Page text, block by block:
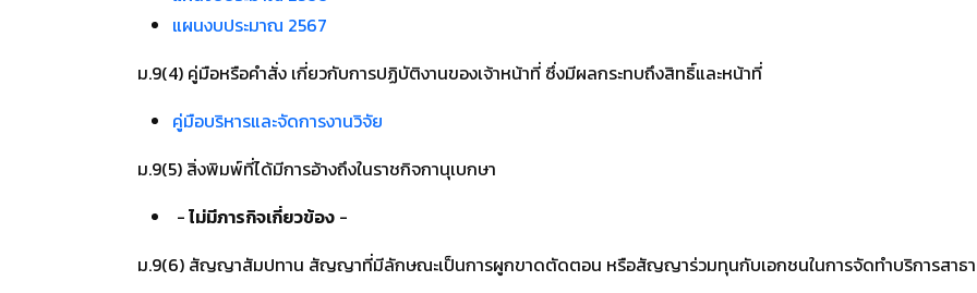
แผนงบประมาณ 2567
ม.9(4) คู่มือหรือคำสั่ง เกี่ยวกับการปฏิบัติงานของเจ้าหน้าที่ ซึ่งมีผลกระทบถึงสิทธิ์และหน้าที่
คู่มือบริหารและจัดการงานวิจัย
ม.9(5) สิ่งพิมพ์ที่ได้มีการอ้างถึงในราชกิจกานุเบกษา
-ไม่มีภารกิจเกี่ยวข้อง -
ม.9(6) สัญญาสัมปทาน สัญญาที่มีลักษณะเป็นการผูกขาดตัดตอน หรือสัญญาร่วมทุนกับเอกชนในการจัดทำบริการสาธ